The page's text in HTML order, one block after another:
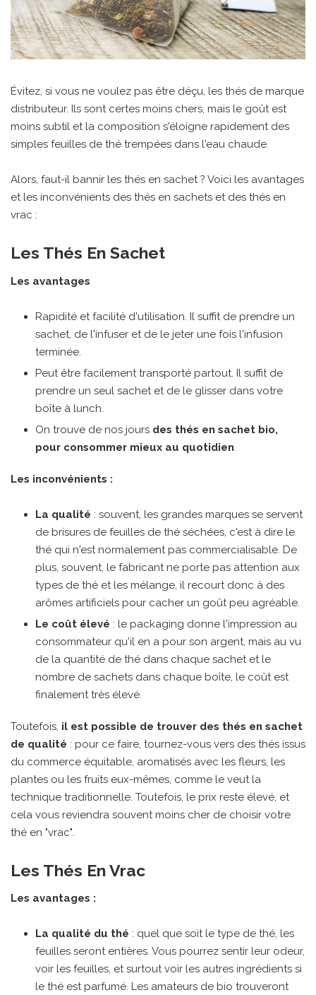
Évitez, si vous ne voulez pas être déçu, les thés de marque
distributeur. Ils sont certes moins chers, mais le goût est
moins subtil et la composition s'éloigne rapidement des
simples feuilles de thé trempées dans l'eau chaude.
Alors, faut-il bannir les thés en sachet ? Voici les avantages
et les inconvénients des thés en sachets et des thés en
vrac :
Les Thés En Sachet
Les avantages
Rapidité et facilité d'utilisation. Il suffit de prendre un
sachet, de l'infuser et de le jeter une fois l'infusion
terminée.
Peut être facilement transporté partout. Il suffit de
prendre un seul sachet et de le glisser dans votre
boîte à lunch.
On trouve de nos jours des thés en sachet bio,
pour consommer mieux au quotidien.
Les inconvénients :
La qualité : souvent, les grandes marques se servent
de brisures de feuilles de thé séchées, c'est à dire le
thé qui n'est normalement pas commercialisable. De
plus, souvent, le fabricant ne porte pas attention aux
types de thé et les mélange, il recourt donc à des
arômes artificiels pour cacher un goût peu agréable.
Le coût élevé : le packaging donne l'impression au
consommateur qu'il en a pour son argent, mais au vu
de la quantité de thé dans chaque sachet et le
nombre de sachets dans chaque boîte, le coût est
finalement très élevé.
Toutefois, il est possible de trouver des thés en sachet
de qualité : pour ce faire, tournez-vous vers des thés issus
du commerce équitable, aromatisés avec les fleurs, les
plantes ou les fruits eux-mêmes, comme le veut la
technique traditionnelle. Toutefois, le prix reste élevé, et
cela vous reviendra souvent moins cher de choisir votre
thé en "vrac".
Les Thés En Vrac
Les avantages :
La qualité du thé : quel que soit le type de thé, les
feuilles seront entières. Vous pourrez sentir leur odeur,
voir les feuilles, et surtout voir les autres ingrédients si
le thé est parfumé. Les amateurs de bio trouveront